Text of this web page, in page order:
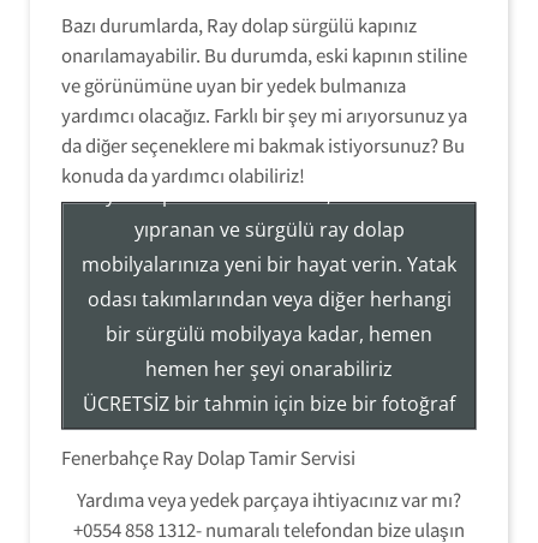
Bazı durumlarda, Ray dolap sürgülü kapınız
onarılamayabilir. Bu durumda, eski kapının stiline
ve görünümüne uyan bir yedek bulmanıza
yardımcı olacağız. Farklı bir şey mi arıyorsunuz ya
da diğer seçeneklere mi bakmak istiyorsunuz? Bu
konuda da yardımcı olabiliriz!
Ray Dolap Tamir Montaj Servisi
Ray Dolap Sistemleri Tamir, Hizmetleri ile
yıpranan ve sürgülü ray dolap
mobilyalarınıza yeni bir hayat verin. Yatak
odası takımlarından veya diğer herhangi
bir sürgülü mobilyaya kadar, hemen
hemen her şeyi onarabiliriz
ÜCRETSİZ bir tahmin için bize bir fotoğraf
gönderin veya hizmetlerimiz hakkında
daha fazla bilgi edinmek için (554) 858-
1312 numaralı telefondan bizi arayın.
Ray Dolap Mekanizma Sistemleri Tamir Montaj
Servisi
Fenerbahçe Ray Dolap Tamir Servisi
Yardıma veya yedek parçaya ihtiyacınız var mı?
+0554 858 1312- numaralı telefondan bize ulaşın